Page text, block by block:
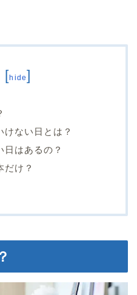
[hide]
けない日とは？
日はあるの？
だけ？